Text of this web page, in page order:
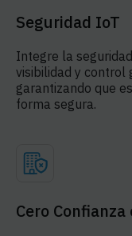
Seguridad IoT
Integre la
visibilidad y control
garantizando que
forma segura.
Cero